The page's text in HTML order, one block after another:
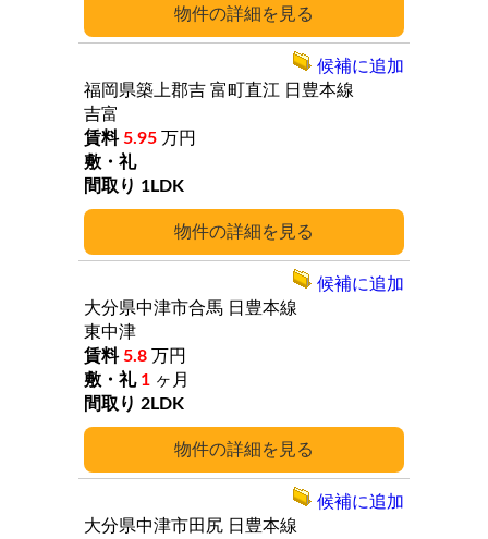
詳細
詳細
福岡県築上郡吉 富町直江 日豊本線
吉富
5.95 万円
1LDK
候補に追加
詳細
大分県中津市合馬 日豊本線
東中津
5.8 万円
1 ヶ月
2LDK
候補に追加
大分県中津市田尻 日豊本線
候補に追加